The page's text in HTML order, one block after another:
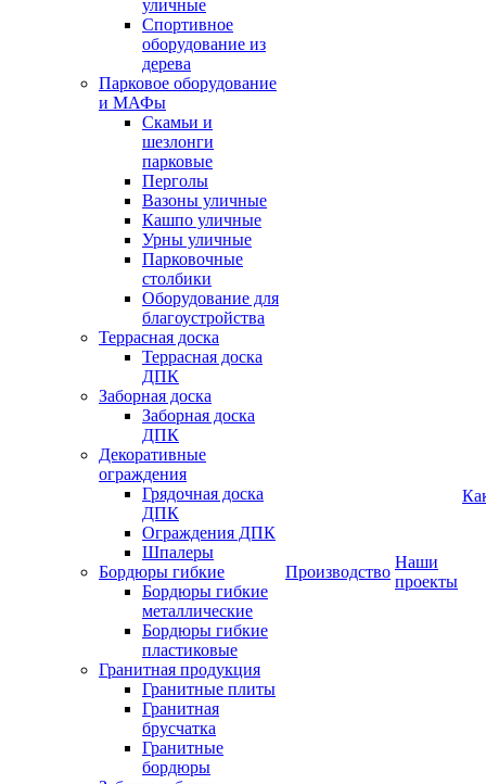
уличные
Спортивное
оборудование из
дерева
Парковое оборудование
и МАФы
Скамьи и
шезлонги
парковые
Перголы
Вазоны уличные
Кашпо уличные
Урны уличные
Парковочные
столбики
Оборудование для
благоустройства
Террасная доска
Террасная доска
ДПК
Заборная доска
Заборная доска
ДПК
Декоративные
ограждения
Грядочная доска
ДПК
Ограждения ДПК
Шпалеры
Бордюры гибкие
Бордюры гибкие
металлические
Бордюры гибкие
пластиковые
Гранитная продукция
Гранитные плиты
Гранитная
брусчатка
Гранитные
бордюры
Производство
Наши
проекты